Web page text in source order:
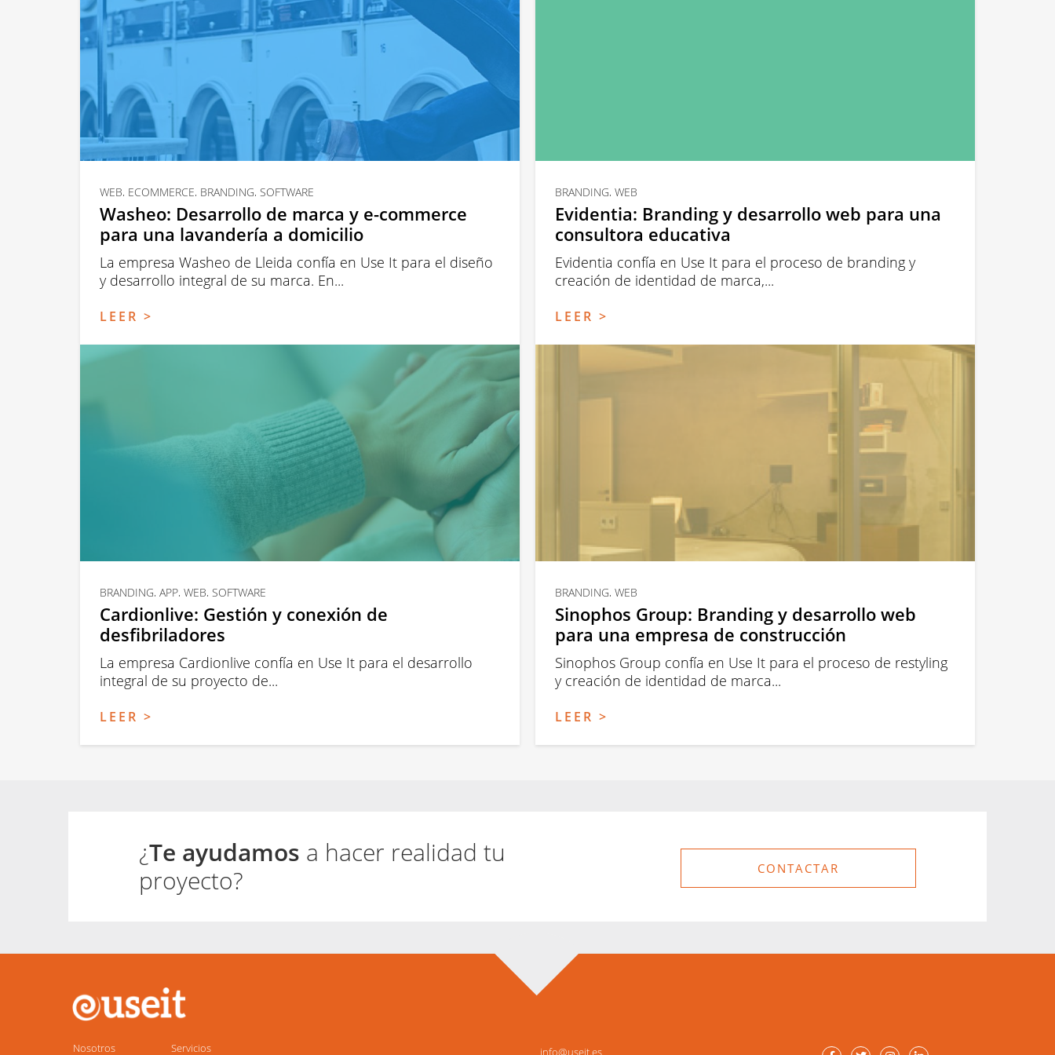
WEB, ECOMMERCE, BRANDING, SOFTWARE
Washeo: Desarrollo de marca y e-commerce
para una lavandería a domicilio
La empresa Washeo de Lleida confía en Use It para el diseño
y desarrollo integral de su marca. En...
LEER >
BRANDING, WEB
Evidentia: Branding y desarrollo web para una
consultora educativa
Evidentia confía en Use It para el proceso de branding y
creación de identidad de marca,...
LEER >
BRANDING, APP, WEB, SOFTWARE
Cardionlive: Gestión y conexión de
desfibriladores
La empresa Cardionlive confía en Use It para el desarrollo
integral de su proyecto de...
LEER >
BRANDING, WEB
Sinophos Group: Branding y desarrollo web
para una empresa de construcción
Sinophos Group confía en Use It para el proceso de restyling
y creación de identidad de marca...
LEER >
¿Te ayudamos a hacer realidad tu
proyecto?
CONTACTAR
Main
Nosotros Servicios info@useit.es